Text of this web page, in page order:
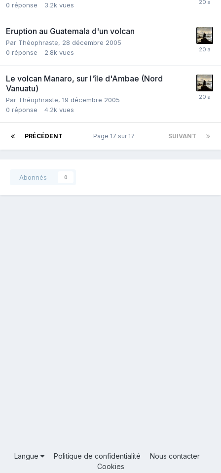
0 réponse 3.2k vues
Eruption au Guatemala d'un volcan
Par Théophraste, 28 décembre 2005
0 réponse 2.8k vues
Le volcan Manaro, sur l'île d'Ambae (Nord
Vanuatu)
Par Théophraste, 19 décembre 2005
0 réponse 4.2k vues
PRÉCÉDENT SUIVANT
Page 17 sur 17
Abonnés 0
Langue Politique de confidentialité
Nous contacter
Cookies